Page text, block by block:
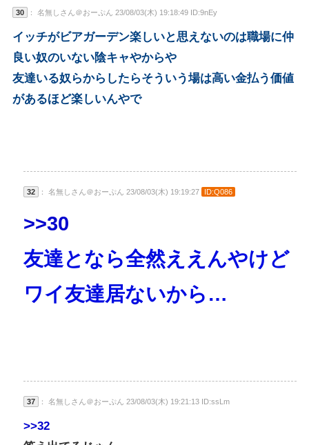
30 ： 名無しさん＠おーぷん 23/08/03(木) 19:18:49 ID:9nEy
イッチがビアガーデン楽しいと思えないのは職場に仲
良い奴のいない陰キャやからや
友達いる奴らからしたらそういう場は高い金払う価値
があるほど楽しいんやで
32 ： 名無しさん＠おーぷん 23/08/03(木) 19:19:27 ID:Q086
>>30
友達となら全然ええんやけど
ワイ友達居ないから…
37 ： 名無しさん＠おーぷん 23/08/03(木) 19:21:13 ID:ssLm
>>32